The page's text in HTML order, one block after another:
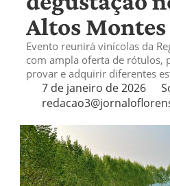
Altos Montes
Evento reunirá vinícolas da
com ampla oferta de rótulos,
provar e adquirir diferentes
7 de janeiro de 2026